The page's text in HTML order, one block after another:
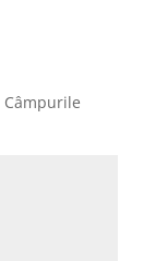
Câmpurile